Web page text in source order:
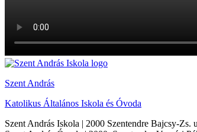
Szent András
Katolikus Általános Iskola és Óvoda
Szent András Iskola | 2000 Szentendre Bajcsy-Zs.